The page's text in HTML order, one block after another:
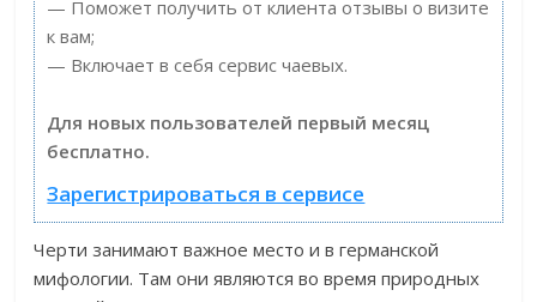
— Поможет получить от клиента отзывы о визите
к вам;
— Включает в себя сервис чаевых.
Для новых пользователей первый месяц
бесплатно.
Зарегистрироваться в сервисе
Черти занимают важное место и в германской
мифологии. Там они являются во время природных